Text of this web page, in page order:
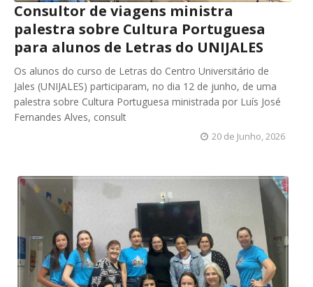
Consultor de viagens ministra
palestra sobre Cultura Portuguesa
para alunos de Letras do UNIJALES
Os alunos do curso de Letras do Centro Universitário de
Jales (UNIJALES) participaram, no dia 12 de junho, de uma
palestra sobre Cultura Portuguesa ministrada por Luís José
Fernandes Alves, consult
20 de Junho, 2026